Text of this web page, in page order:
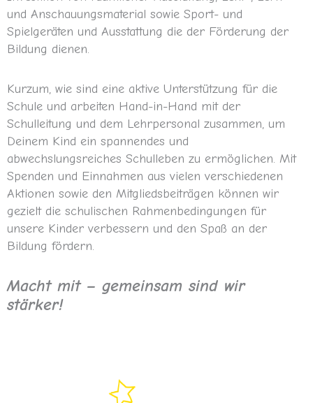
und Anschauungsmaterial sowie Sport- und
Spielgeräten und Ausstattung die der Förderung der
Bildung dienen.
Kurzum, wie sind eine aktive Unterstützung für die
Schule und arbeiten Hand-in-Hand mit der
Schulleitung und dem Lehrpersonal zusammen, um
Deinem Kind ein spannendes und
abwechslungsreiches Schulleben zu ermöglichen. Mit
Spenden und Einnahmen aus vielen verschiedenen
Aktionen sowie den Mitgliedsbeiträgen können wir
gezielt die schulischen Rahmenbedingungen für
unsere Kinder verbessern und den Spaß an der
Bildung fördern.
Macht mit – gemeinsam sind wir
stärker!